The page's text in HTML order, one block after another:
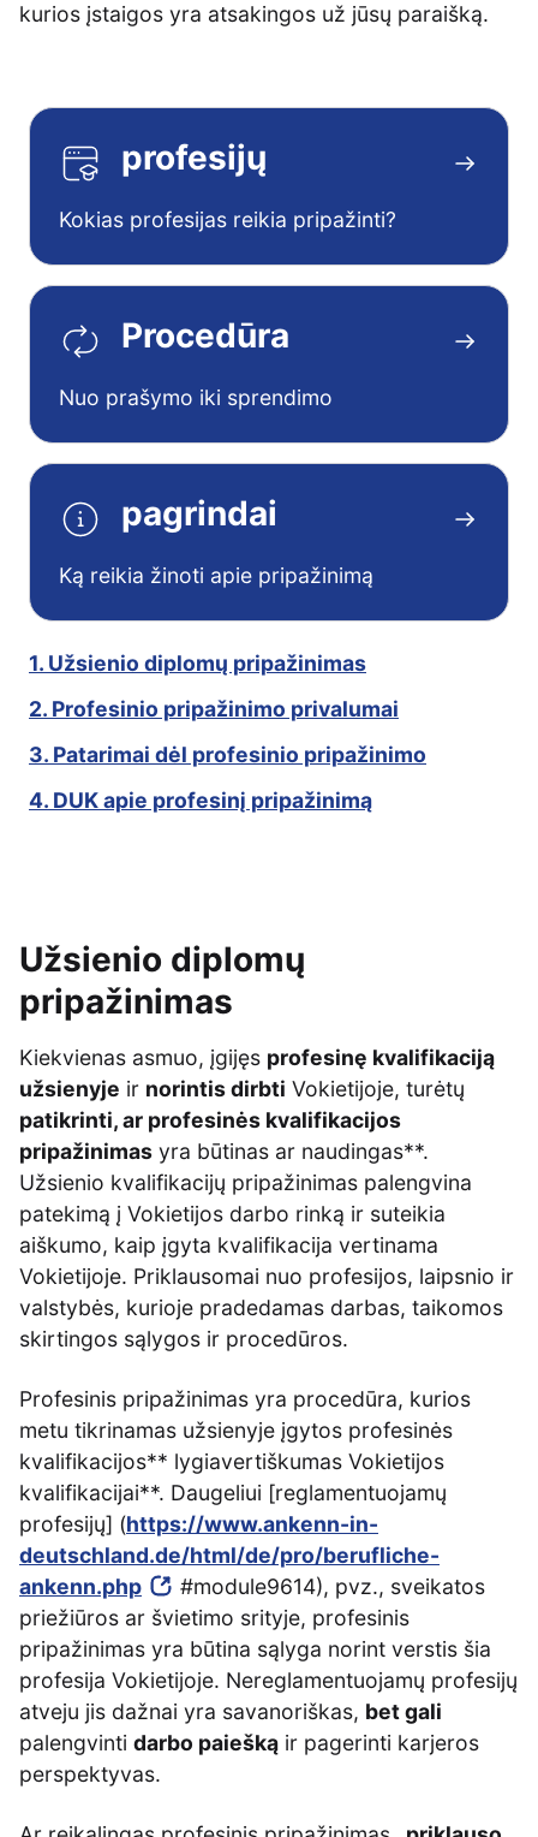
kurios įstaigos yra atsakingos už jūsų paraišką.
profesijų
Kokias profesijas reikia pripažinti?
Procedūra
Nuo prašymo iki sprendimo
pagrindai
Ką reikia žinoti apie pripažinimą
Užsienio diplomų
pripažinimas
Kiekvienas asmuo, įgijęs profesinę kvalifikaciją
užsienyje ir norintis dirbti Vokietijoje, turėtų
patikrinti, ar profesinės kvalifikacijos
pripažinimas yra būtinas ar naudingas**.
Užsienio kvalifikacijų pripažinimas palengvina
patekimą į Vokietijos darbo rinką ir suteikia
aiškumo, kaip įgyta kvalifikacija vertinama
Vokietijoje. Priklausomai nuo profesijos, laipsnio ir
valstybės, kurioje pradedamas darbas, taikomos
skirtingos sąlygos ir procedūros.
Profesinis pripažinimas yra procedūra, kurios
metu tikrinamas užsienyje įgytos profesinės
kvalifikacijos** lygiavertiškumas Vokietijos
kvalifikacijai**. Daugeliui [reglamentuojamų
profesijų] (https://www.ankenn-in-
deutschland.de/html/de/pro/berufliche-
ankenn.php
#module9614), pvz., sveikatos
priežiūros ar švietimo srityje, profesinis
pripažinimas yra būtina sąlyga norint verstis šia
profesija Vokietijoje. Nereglamentuojamų profesijų
atveju jis dažnai yra savanoriškas, bet gali
palengvinti darbo paiešką ir pagerinti karjeros
perspektyvas.
1. Užsienio diplomų pripažinimas
2. Profesinio pripažinimo privalumai
3. Patarimai dėl profesinio pripažinimo
4. DUK apie profesinį pripažinimą